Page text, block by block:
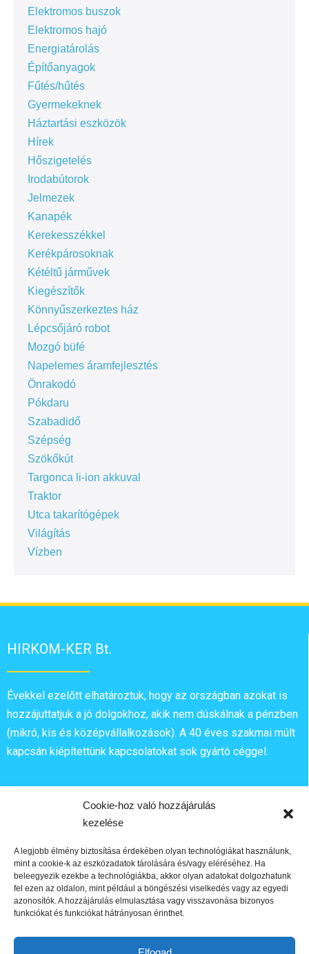
Cookie-hoz való hozzájárulás
kezelése
A legjobb élmény biztosítása érdekében olyan technológiákat használunk,
mint a cookie-k az eszközadatok tárolására és/vagy eléréséhez. Ha
beleegyezik ezekbe a technológiákba, akkor olyan adatokat dolgozhatunk
fel ezen az oldalon, mint például a böngészési viselkedés vagy az egyedi
azonosítók. A hozzájárulás elmulasztása vagy visszavonása bizonyos
funkciókat és funkciókat hátrányosan érinthet.
Elektromos buszok
Elektromos hajó
Energiatárolás
Építőanyagok
Fűtés/hűtés
Gyermekeknek
Háztartási eszközök
Hírek
Hőszigetelés
Irodabútorok
Jelmezek
Kanapék
Kerekesszékkel
Kerékpárosoknak
Kétéltű járművek
Kiegészítők
Könnyűszerkeztes ház
Lépcsőjáró robot
Mozgó büfé
Napelemes áramfejlesztés
Önrakodó
Pókdaru
Szabadidő
Szépség
Szökőkút
Targonca li-ion akkuval
Traktor
Utca takarítógépek
Világítás
Vízben
HIRKOM-KER Bt.
Évekkel ezelőtt elhatároztuk, hogy az országban azokat is
hozzájuttatjuk a jó dolgokhoz, akik nem dúskálnak a pénzben
(mikró, kis és középvállalkozások). A 40 éves szakmai múlt
kapcsán kiépítettünk kapcsolatokat sok gyártó céggel.
Elérhetőségek